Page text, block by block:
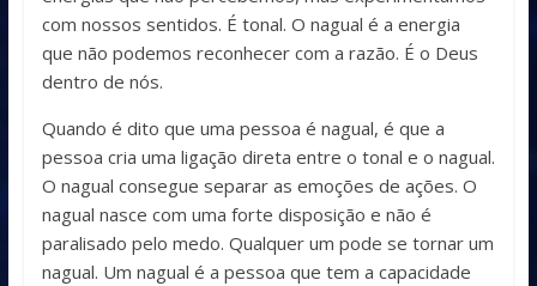
com nossos sentidos. É tonal. O nagual é a energia
que não podemos reconhecer com a razão. É o Deus
dentro de nós.
Quando é dito que uma pessoa é nagual, é que a
pessoa cria uma ligação direta entre o tonal e o nagual.
O nagual consegue separar as emoções de ações. O
nagual nasce com uma forte disposição e não é
paralisado pelo medo. Qualquer um pode se tornar um
nagual. Um nagual é a pessoa que tem a capacidade